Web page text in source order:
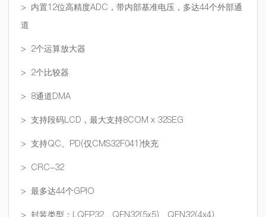
> 内置12位高精度ADC，带内部基准电压，多达44个外部通
道
> 2个运算放大器
> 2个比较器
> 8通道DMA
> 支持段码LCD，最大支持8COM x 32SEG
> 支持QC、PD(仅CMS32F041)快充
> CRC-32
> 最多达44个GPIO
> 封装类型：LQFP32、QFN32(5x5)、QFN32(4x4)、